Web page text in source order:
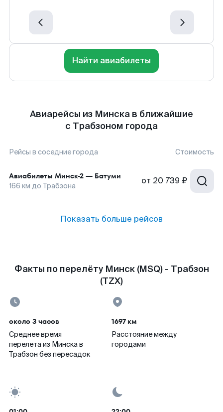
Найти авиабилеты
Авиарейсы из Минска в ближайшие
с Трабзоном города
Рейсы в соседние города Стоимость
Авиабилеты Минск-2 — Батуми
166 км до Трабзона от 20 739 ₽
Показать больше рейсов
Факты по перелёту Минск (MSQ) - Трабзон
(TZX)
около 3 часов
Среднее время
перелета из Минска в
Трабзон без пересадок
1697 км
Расстояние между
городами